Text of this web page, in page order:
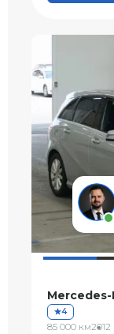
4
85 000 км2012